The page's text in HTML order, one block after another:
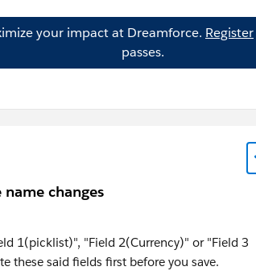
your impact at Dreamforce. Register
passes.
changes
1(picklist)", "Field 2(Currency)" or "Field 3
these said fields first before you save.